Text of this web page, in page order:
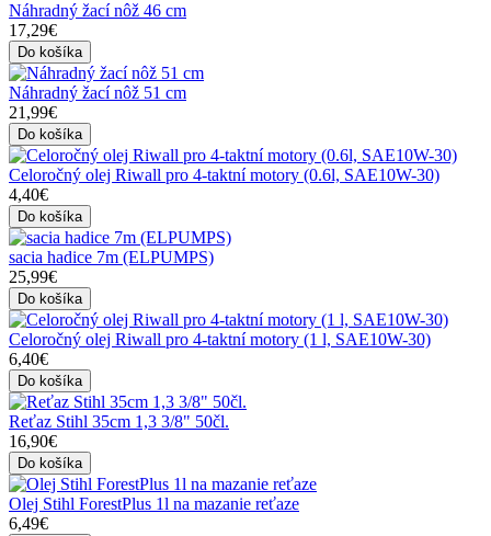
Náhradný žací nôž 46 cm
17,29€
Do košíka
Náhradný žací nôž 51 cm
21,99€
Do košíka
Celoročný olej Riwall pro 4-taktní motory (0.6l, SAE10W-30)
4,40€
Do košíka
sacia hadice 7m (ELPUMPS)
25,99€
Do košíka
Celoročný olej Riwall pro 4-taktní motory (1 l, SAE10W-30)
6,40€
Do košíka
Reťaz Stihl 35cm 1,3 3/8" 50čl.
16,90€
Do košíka
Olej Stihl ForestPlus 1l na mazanie reťaze
6,49€